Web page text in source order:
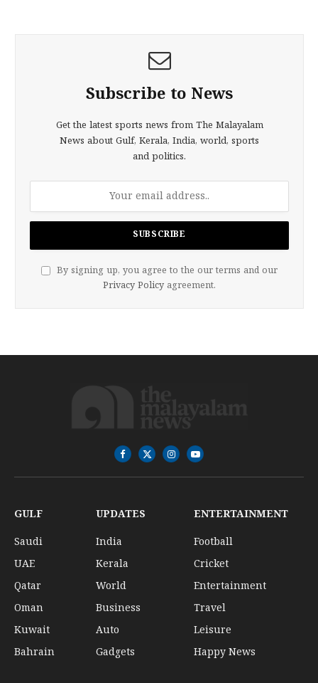
Subscribe to News
Get the latest sports news from The Malayalam
News about Gulf, Kerala, India, world, sports
and politics.
By signing up, you agree to the our terms and our
Privacy Policy agreement.
Facebook
X
(Twitter)
InstagramYouTube
GULF
Saudi
UAE
Qatar
Oman
Kuwait
Bahrain
UPDATES
India
Kerala
World
Business
Auto
Gadgets
ENTERTAINMENT
Football
Cricket
Entertainment
Travel
Leisure
Happy News